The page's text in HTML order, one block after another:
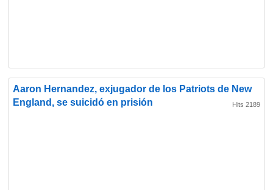
Aaron Hernandez, exjugador de los Patriots de New
England, se suicidó en prisión
Hits 2189